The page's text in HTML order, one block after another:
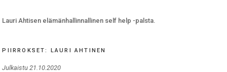
Lauri Ahtisen elämänhallinnallinen self help -palsta.
PIIRROKSET: LAURI AHTINEN
Julkaistu 21.10.2020